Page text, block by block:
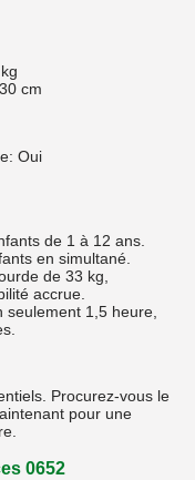
cm
Oui
de 1 à 12 ans.
en simultané.
de 33 kg,
accrue.
seulement 1,5 heure,
Procurez-vous le
pour une
0652